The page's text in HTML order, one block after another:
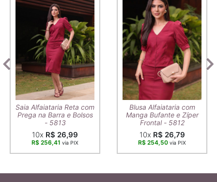
Saia Alfaiataria Reta com
Prega na Barra e Bolsos
- 5813
10x R$ 26,99
R$ 256,41 via PIX
Blusa Alfaiataria com
Manga Bufante e Zíper
Frontal - 5812
10x R$ 26,79
R$ 254,50 via PIX